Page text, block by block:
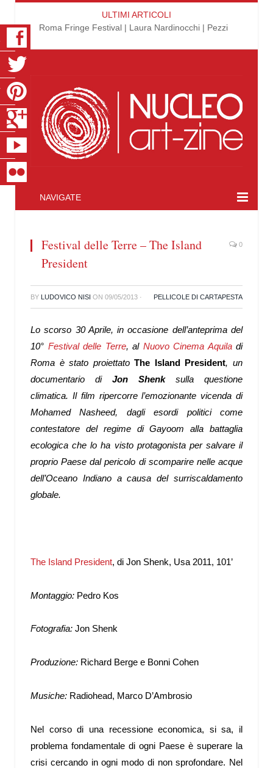
ULTIMI ARTICOLI
Roma Fringe Festival | Laura Nardinocchi | Pezzi
NAVIGATE
Festival delle Terre – The Island
President
0
BY LUDOVICO NISI ON 09/05/2013 · PELLICOLE DI CARTAPESTA
Lo scorso 30 Aprile, in occasione dell’anteprima del
10° Festival delle Terre, al Nuovo Cinema Aquiladi
Roma è stato proiettatoThe Island President, un
documentario di Jon Shenksulla questione
climatica. Il film ripercorre l’emozionante vicenda di
Mohamed Nasheed, dagli esordi politici come
contestatore del regime di Gayoom alla battaglia
ecologica che lo ha visto protagonista per salvare il
proprio Paese dal pericolo di scomparire nelle acque
dell’Oceano Indiano a causa del surriscaldamento
globale.
The Island President, di Jon Shenk, Usa 2011, 101’
Montaggio: Pedro Kos
Fotografia: Jon Shenk
Produzione: Richard Berge e Bonni Cohen
Musiche: Radiohead, Marco D’Ambrosio
Nel corso di una recessione economica, si sa, il
problema fondamentale di ogni Paese è superare la
crisi cercando in ogni modo di non sprofondare. Nel